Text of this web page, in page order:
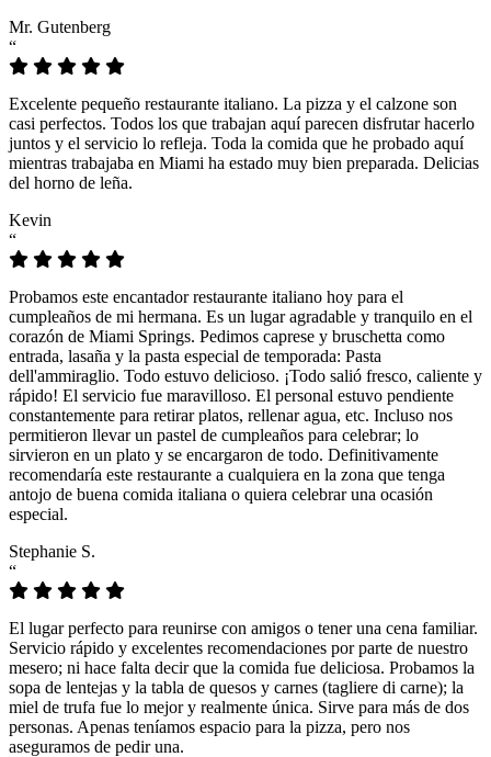
Mr. Gutenberg
“
Excelente pequeño restaurante italiano. La pizza y el calzone son
casi perfectos. Todos los que trabajan aquí parecen disfrutar hacerlo
juntos y el servicio lo refleja. Toda la comida que he probado aquí
mientras trabajaba en Miami ha estado muy bien preparada. Delicias
del horno de leña.
Kevin
“
Probamos este encantador restaurante italiano hoy para el
cumpleaños de mi hermana. Es un lugar agradable y tranquilo en el
corazón de Miami Springs. Pedimos caprese y bruschetta como
entrada, lasaña y la pasta especial de temporada: Pasta
dell'ammiraglio. Todo estuvo delicioso. ¡Todo salió fresco, caliente y
rápido! El servicio fue maravilloso. El personal estuvo pendiente
constantemente para retirar platos, rellenar agua, etc. Incluso nos
permitieron llevar un pastel de cumpleaños para celebrar; lo
sirvieron en un plato y se encargaron de todo. Definitivamente
recomendaría este restaurante a cualquiera en la zona que tenga
antojo de buena comida italiana o quiera celebrar una ocasión
especial.
Stephanie S.
“
El lugar perfecto para reunirse con amigos o tener una cena familiar.
Servicio rápido y excelentes recomendaciones por parte de nuestro
mesero; ni hace falta decir que la comida fue deliciosa. Probamos la
sopa de lentejas y la tabla de quesos y carnes (tagliere di carne); la
miel de trufa fue lo mejor y realmente única. Sirve para más de dos
personas. Apenas teníamos espacio para la pizza, pero nos
aseguramos de pedir una.